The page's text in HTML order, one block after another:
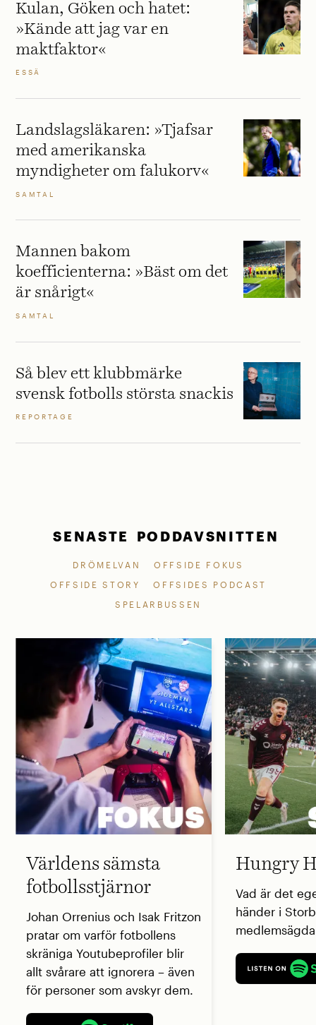
Kulan, Göken och hatet:
»Kände att jag var en
maktfaktor«
ESSÄ
Landslagsläkaren: »Tjafsar
med amerikanska
myndigheter om falukorv«
SAMTAL
Mannen bakom
koefficienterna: »Bäst om det
är snårigt«
SAMTAL
Så blev ett klubbmärke
svensk fotbolls största snackis
REPORTAGE
SENASTE PODDAVSNITTEN
DRÖMELVAN
OFFSIDE FOKUS
OFFSIDE STORY
OFFSIDES PODCAST
SPELARBUSSEN
Världens sämsta
fotbollsstjärnor
Johan Orrenius och Isak Fritzon
pratar om varför fotbollens
skräniga Youtubeprofiler blir
allt svårare att ignorera – även
för personer som avskyr dem.
Hungry
Vad är det
händer i